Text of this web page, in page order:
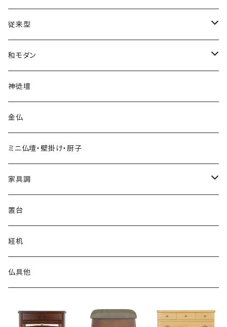
従来型
上置
地袋付仏間用・半台
台付
和モダン
上置
台付
神徒壇
金仏
ミニ仏壇・壁掛け・厨子
家具調
上置
台付
置台
経机
仏具他